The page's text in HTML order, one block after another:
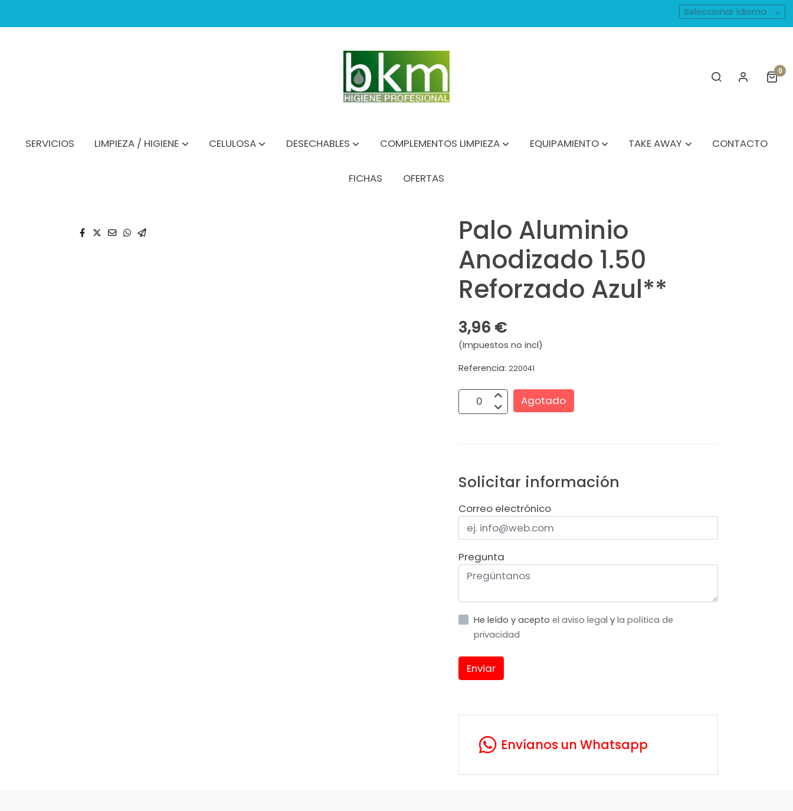
Seleccionar idioma
0
SERVICIOS LIMPIEZA / HIGIENE CELULOSA DESECHABLES COMPLEMENTOS LIMPIEZA EQUIPAMIENTO TAKE AWAY CONTACTO
FICHAS OFERTAS
Palo Aluminio Anodizado 1.50 Reforzado Azul**
Palo Aluminio
Anodizado 1.50
Reforzado Azul**
3,96 €
(Impuestos no incl)
Referencia:220041
Agotado
Solicitar información
Correo electrónico
Pregunta
He leído y acepto el aviso legal y la política de
privacidad
Enviar
Envíanos un Whatsapp